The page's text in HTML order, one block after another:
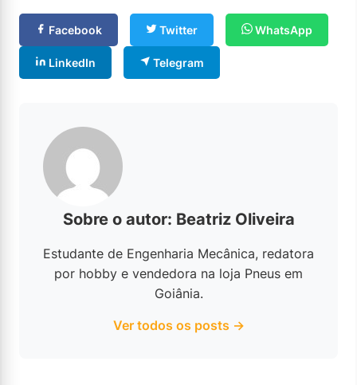
Facebook Twitter WhatsApp
LinkedIn Telegram
Sobre o autor: Beatriz Oliveira
Estudante de Engenharia Mecânica, redatora
por hobby e vendedora na loja Pneus em
Goiânia.
Ver todos os posts →